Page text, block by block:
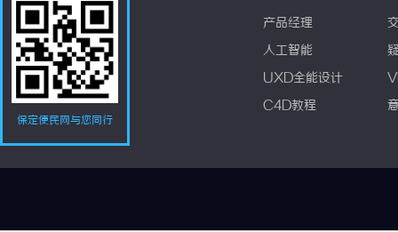
保定便民网与您同行
产品经理
人工智能
UXD全能设计
C4D教程